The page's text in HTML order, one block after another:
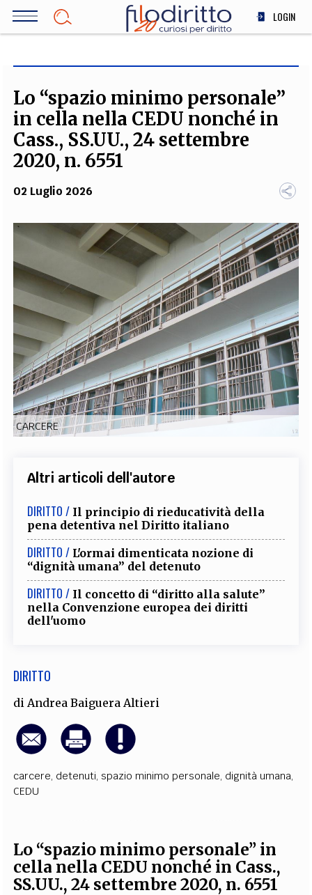
Salta
LOGIN
SOCIETÀ
MEDICINA
SCIENZA
STORIA E FILOSOFIA
TEAM
FILODIRITTO COMITATO SCIENTIFICO AUTORI CURATORI
FOTOGRAFI
PARTNER COLLABORA CON NOI
EXTRA
CODICI RUBRICHE LIBRI PROCEEDINGS PUBBLICITÀ CONTATTI
SOCIAL MEDIA
Lo “spazio minimo personale”
in cella nella CEDU nonché in
Cass., SS.UU., 24 settembre
2020, n. 6551
02 Luglio 2026
CARCERE
Altri articoli dell'autore
DIRITTO / Il principio di rieducatività della
pena detentiva nel Diritto italiano
DIRITTO / L'ormai dimenticata nozione di
“dignità umana” del detenuto
DIRITTO / Il concetto di “diritto alla salute”
nella Convenzione europea dei diritti
dell'uomo
DIRITTO
di Andrea Baiguera Altieri
carcere, detenuti,spazio minimo personale, dignità umana,
CEDU
Lo “spazio minimo personale” in
cella nella CEDU nonché in Cass.,
SS.UU., 24 settembre 2020, n. 6551